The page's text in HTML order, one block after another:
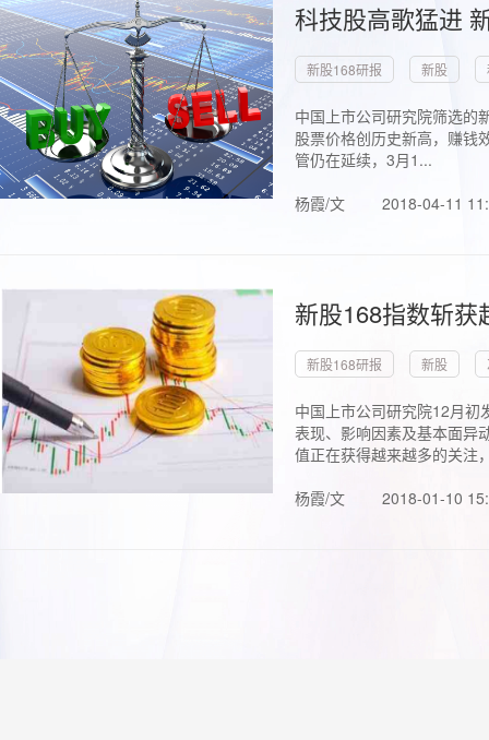
科技股高歌猛进
新股168研报 新股
中国上市公司研究院筛选的
股票价格创历史新高，赚钱
管仍在延续，3月1...
杨霞/文
2018-04-11
新股168指数斩
新股168研报 新股
中国上市公司研究院12月初
表现、影响因素及基本面异
值正在获得越来越多的关注
杨霞/文
2018-01-10